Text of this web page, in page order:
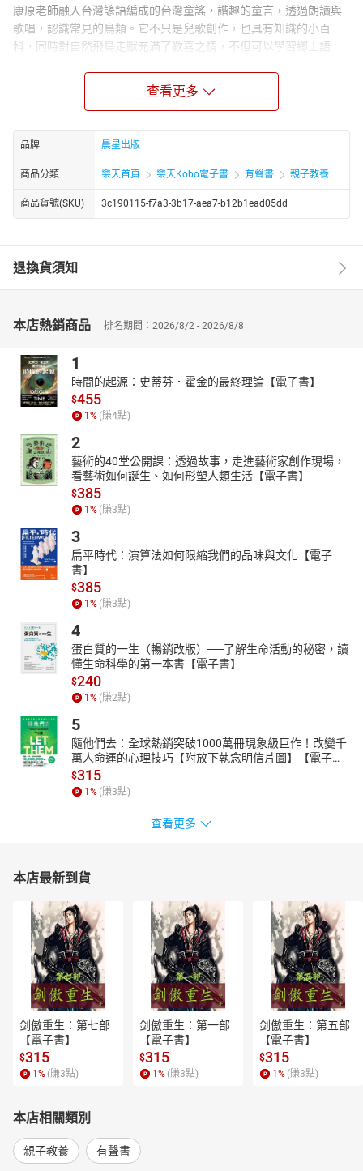
康原老師融入台灣諺語編成的台灣童謠，諧趣的童言，透過朗讀與
歌唱，認識常見的鳥類。它不只是兒歌創作，也具有知識的小百
科，同時對自然飛鳥走獸充滿了歡喜之情，不但可以學習鄉土語
◎46首囡仔歌，最台灣的囡仔歌，帶你認識台灣常見鳥類以及十二
康原
一九四七年出生在芳苑鄉，現居彰化市香山里。曾獲第六屆磺溪文
學獎特別貢獻獎、吳濁流文學獎新詩獎，以及文化部「金鼎獎」。
曾任賴和紀念館館長、彰化師大臺文所「作家講座」、南華大學文
學系「講座作家」，及彰化師大「彰化學」叢書總策劃。二○二一年
重要著作：《懷念老臺灣》、《臺灣囝仔歌的故事》、《八卦山下
的詩人林亨泰》（玉山社）；《人間典範全興總裁》、《囡仔歌教
氣飛出的春天》、《施並錫的魅力刀與彩筆誌》、《賴和的相
思》、《臺灣島。海岸詩》、《白沙山莊的雲》、《番薯記持。臺
灣詩》（晨星）；《文學的彰化》、《八卦山》、《二林的美國媽
祖》（彰化文化局）；《花的目屎》、《滾動的移工詩情》、《臺
灣水塔地景風貌》（遠景）等八十餘本。
譜曲及朗讀者簡介
張怡嬅
彰化人，台南女子技術學院音樂系畢業（主修鋼琴演奏）、彰化師
大台灣文學研究所畢業。曾任山葉數位鋼琴及電子琴示範演奏講
師、國中小鍵盤樂團指導老師、弘道不老樂團指導老師、台中科技
大學業界專家教師。現任彰化社大講師、彰化市社會學園大學講
師、嬅的音樂藝術教育坊負責人，兼任彰化市民生國小音樂班指導
教師。2019年成立「琴笛和鳴」樂團，擔任團長。音樂創作包括
2010年為《逗陣來唱囡仔歌I：台灣歌謠動物篇》一書譜曲、編曲
輯一 野鳥的歌
01 暗光鳥
02 青啼仔
05 貓頭鳥
06 燕仔
07 卜卦鳥
08 望冬丟仔
14 牛屎鳥仔
16 斑鴿
17 鵁鴒
18 白頭殼仔
19 蒼鷺
20 粉紅鸚嘴
21 白腹秧雞
22 黃頭鷺
23 鴛鴦
24 伯勞
25 九官鳥
26 貓鼠
27 水牛
28 虎
29 兔仔
查看更多
品牌 晨星出版
商品分類 樂天首頁 樂天Kobo電子書 有聲書 親子教養
商品貨號(SKU) 3c190115-f7a3-3b17-aea7-b12b1ead05dd
退換貨須知
本店熱銷商品 排名期間：2026/8/2 - 2026/8/8
1
時間的起源：史蒂芬．霍金的最終理論【電子書】
$455
1 % (賺4點)
2
藝術的40堂公開課：透過故事，走進藝術家創作現場，
看藝術如何誕生、如何形塑人類生活【電子書】
$385
1 % (賺3點)
3
扁平時代：演算法如何限縮我們的品味與文化【電子
書】
$385
1 % (賺3點)
4
蛋白質的一生（暢銷改版）──了解生命活動的秘密，讀
懂生命科學的第一本書【電子書】
$240
1 % (賺2點)
5
隨他們去：全球熱銷突破1000萬冊現象級巨作！改變千
萬人命運的心理技巧【附放下執念明信片圖】【電子
書】
$315
1 % (賺3點)
查看更多
本店最新到貨
剑傲重生：第七部
【電子書】
$315
1 % (賺3點)
剑傲重生：第一部
【電子書】
$315
1 % (賺3點)
剑傲重生：第五部
【電子書】
$315
1 % (賺3點)
本店相關類別
親子教養 有聲書